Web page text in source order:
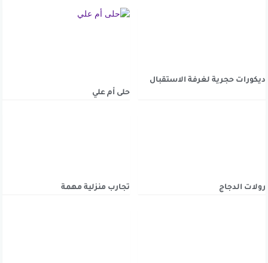
ديكورات حجرية لغرفة الاستقبال
حلى أم علي
رولات الدجاج تجارب منزلية مهمة